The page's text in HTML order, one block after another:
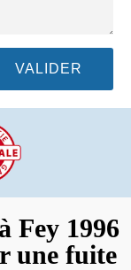
Fey 1996
une fuite